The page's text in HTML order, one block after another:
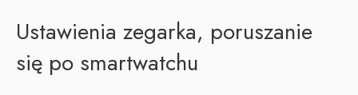
Ustawienia zegarka, poruszanie
się po smartwatchu